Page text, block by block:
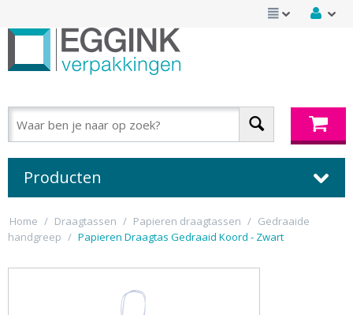
Producten
Home / Draagtassen / Papieren draagtassen / Gedraaide
handgreep / Papieren Draagtas Gedraaid Koord - Zwart